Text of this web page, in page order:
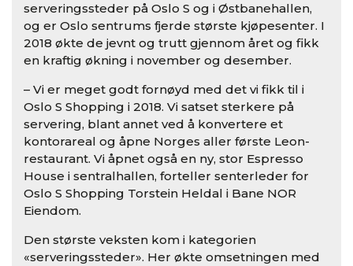
serveringssteder på Oslo S og i Østbanehallen,
og er Oslo sentrums fjerde største kjøpesenter. I
2018 økte de jevnt og trutt gjennom året og fikk
en kraftig økning i november og desember.
– Vi er meget godt fornøyd med det vi fikk til i
Oslo S Shopping i 2018. Vi satset sterkere på
servering, blant annet ved å konvertere et
kontorareal og åpne Norges aller første Leon-
restaurant. Vi åpnet også en ny, stor Espresso
House i sentralhallen, forteller senterleder for
Oslo S Shopping Torstein Heldal i Bane NOR
Eiendom.
Den største veksten kom i kategorien
«serveringssteder». Her økte omsetningen med